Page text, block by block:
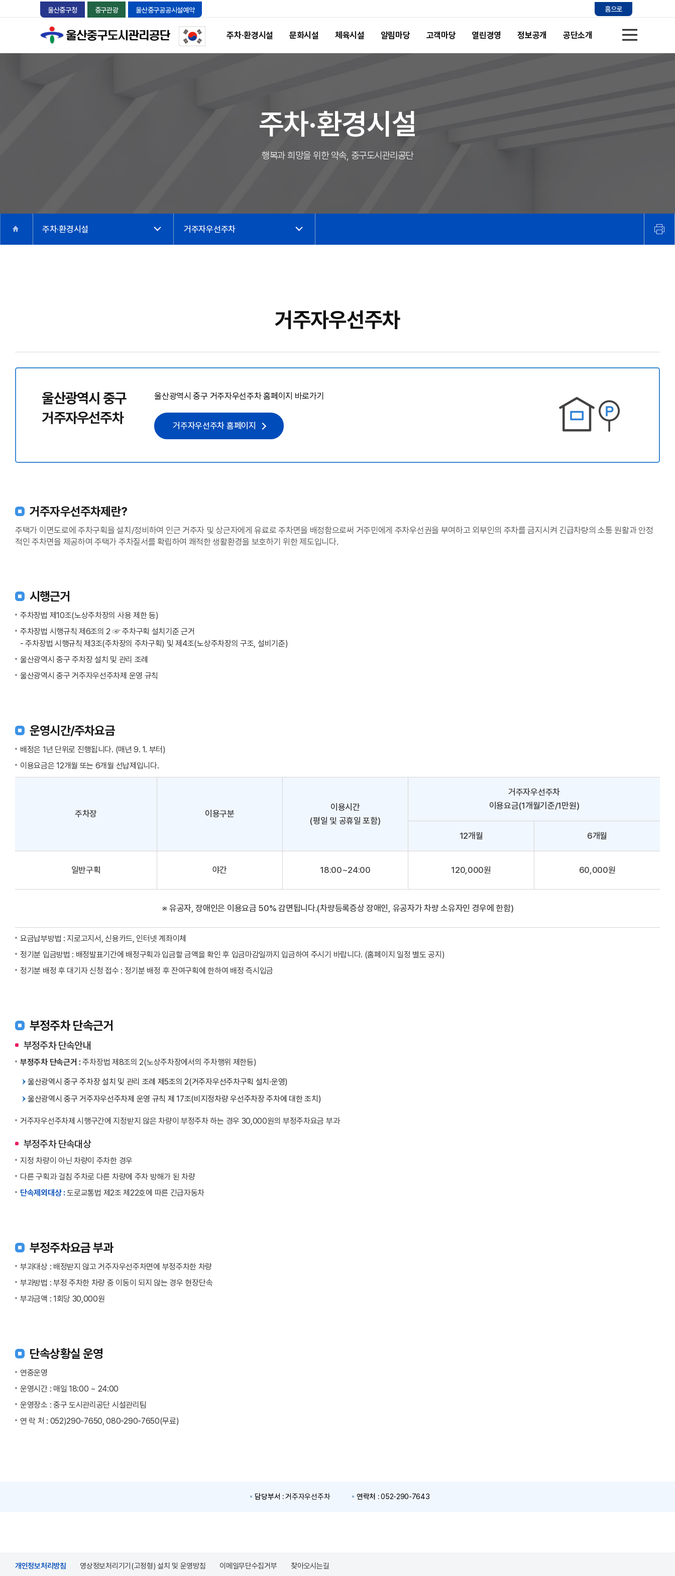
울산중구청 중구관광 울산중구공공시설예약 홈으로
주차·환경시설 문화시설 체육시설 알림마당 고객마당 열린경영 정보공개 공단소개
주차·환경시설
행복과 희망을 위한 약속, 중구도시관리공단
주차·환경시설 거주자우선주차
거주자우선주차
울산광역시 중구
거주자우선주차
울산광역시 중구 거주자우선주차 홈페이지 바로가기
거주자우선주차 홈페이지
거주자우선주차제란?
주택가 이면도로에 주차구획을 설치/정비하여 인근 거주자 및 상근자에게 유료로 주차면을 배정함으로써 거주민에게 주차우선권을 부여하고 외부인의 주차를 금지시켜 긴급차량의 소통 원활과 안정
적인 주차면을 제공하여 주택가 주차질서를 확립하여 쾌적한 생활환경을 보호하기 위한 제도입니다.
시행근거
주차장법 제10조(노상주차장의 사용 제한 등)
주차장법 시행규칙 제6조의 2 ☞ 주차구획 설치기준 근거
- 주차장법 시행규칙 제3조(주차장의 주차구획) 및 제4조(노상주차장의 구조, 설비기준)
울산광역시 중구 주차장 설치 및 관리 조례
울산광역시 중구 거주자우선주차제 운영 규칙
운영시간/주차요금
배정은 1년 단위로 진행됩니다. (매년 9. 1. 부터)
이용요금은 12개월 또는 6개월 선납제입니다.
주차장 이용구분
이용시간
(평일 및 공휴일 포함)
거주자우선주차
이용요금(1개월기준/1만원)
12개월 6개월
일반구획 야간 18:00~24:00 120,000원 60,000원
※ 유공자, 장애인은 이용요금 50% 감면됩니다.(차량등록증상 장애인, 유공자가 차량 소유자인 경우에 한함)
요금납부방법 : 지로고지서, 신용카드, 인터넷 계좌이체
정기분 입금방법 : 배정발표기간에 배정구획과 입금할 금액을 확인 후 입금마감일까지 입금하여 주시기 바랍니다. (홈페이지 일정 별도 공지)
정기분 배정 후 대기자 신청 접수 : 정기분 배정 후 잔여구획에 한하여 배정 즉시입금
부정주차 단속근거
부정주차 단속안내
부정주차 단속근거 :주차장법 제8조의 2(노상주차장에서의 주차행위 제한등)
울산광역시 중구 주차장 설치 및 관리 조례 제5조의 2(거주자우선주차구획 설치·운영)
울산광역시 중구 거주자우선주차제 운영 규칙 제 17조(비지정차량 우선주차장 주차에 대한 조치)
거주자우선주차제 시행구간에 지정받지 않은 차량이 부정주차 하는 경우 30,000원의 부정주차요금 부과
부정주차 단속대상
지정 차량이 아닌 차량이 주차한 경우
다른 구획과 걸침 주차로 다른 차량에 주차 방해가 된 차량
단속제외대상 :도로교통법 제2조 제22호에 따른 긴급자동차
부정주차요금 부과
부과대상 : 배정받지 않고 거주자우선주차면에 부정주차한 차량
부과방법 : 부정 주차한 차량 중 이동이 되지 않는 경우 현장단속
부과금액 : 1회당 30,000원
단속상황실 운영
연중운영
운영시간 : 매일 18:00 ~ 24:00
운영장소 : 중구 도시관리공단 시설관리팀
연 락 처 : 052)290-7650, 080-290-7650(무료)
담당부서 :거주자우선주차 연락처 :052-290-7643
개인정보처리방침 영상정보처리기기(고정형) 설치 및 운영방침 이메일무단수집거부 찾아오시는길